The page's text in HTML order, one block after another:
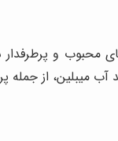
محبوب و
میبلین، از جمله